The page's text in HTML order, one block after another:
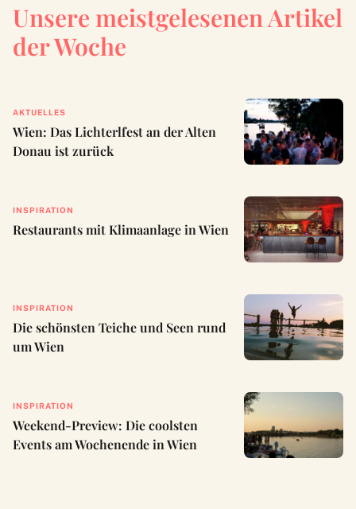
Unsere meistgelesenen Artikel
der Woche
AKTUELLES
Wien: Das Lichterlfest an der Alten
Donau ist zurück
INSPIRATION
Restaurants mit Klimaanlage in Wien
INSPIRATION
Die schönsten Teiche und Seen rund
um Wien
INSPIRATION
Weekend-Preview: Die coolsten
Events am Wochenende in Wien